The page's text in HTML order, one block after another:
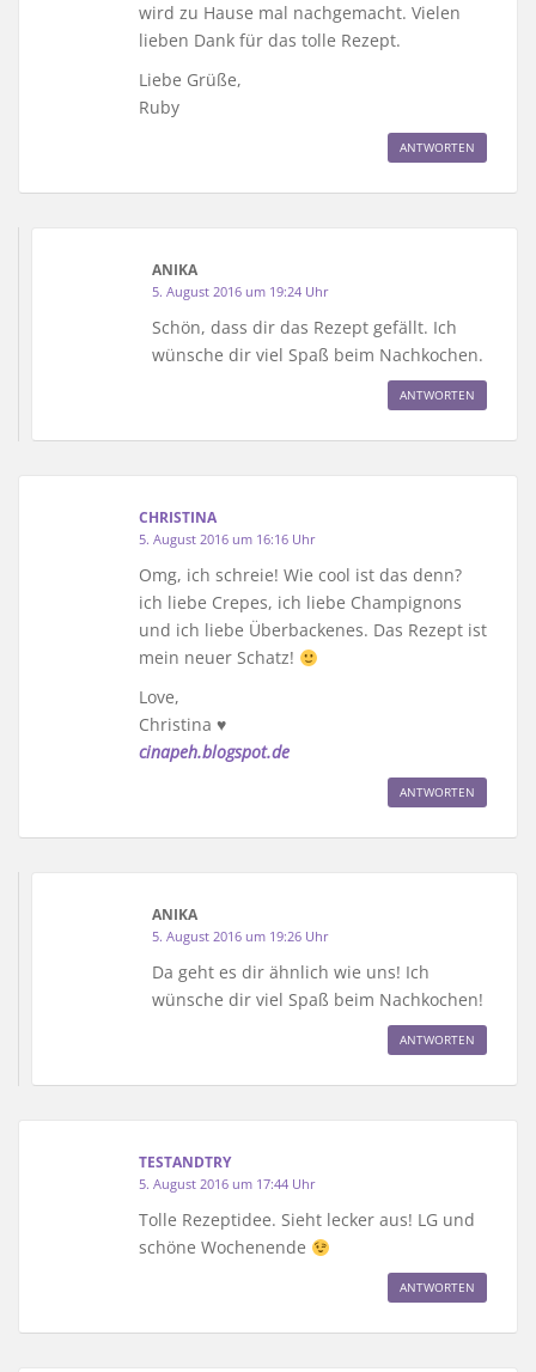
wird zu Hause mal nachgemacht. Vielen
lieben Dank für das tolle Rezept.
Liebe Grüße,
Ruby
ANTWORTEN
ANIKA
5. August 2016 um 19:24 Uhr
Schön, dass dir das Rezept gefällt. Ich
wünsche dir viel Spaß beim Nachkochen.
ANTWORTEN
CHRISTINA
5. August 2016 um 16:16 Uhr
Omg, ich schreie! Wie cool ist das denn?
ich liebe Crepes, ich liebe Champignons
und ich liebe Überbackenes. Das Rezept ist
mein neuer Schatz!
Love,
Christina ♥
cinapeh.blogspot.de
ANTWORTEN
ANIKA
5. August 2016 um 19:26 Uhr
Da geht es dir ähnlich wie uns! Ich
wünsche dir viel Spaß beim Nachkochen!
ANTWORTEN
TESTANDTRY
5. August 2016 um 17:44 Uhr
Tolle Rezeptidee. Sieht lecker aus! LG und
schöne Wochenende
ANTWORTEN